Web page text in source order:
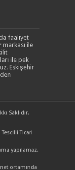
faaliyet
markası ile
ile pek
Eskişehir
Saklıdır.
Ticari
yapılamaz.
ortamında